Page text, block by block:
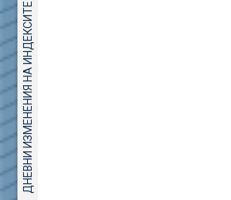
ДНЕВНИ ИЗМЕНЕНИЯ НА ИНДЕКСИТЕ